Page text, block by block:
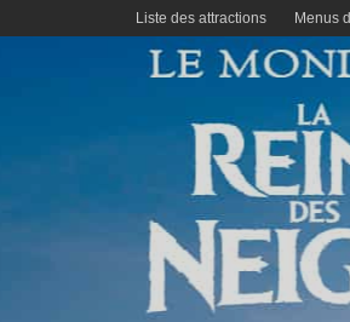
Liste des attractions Menus